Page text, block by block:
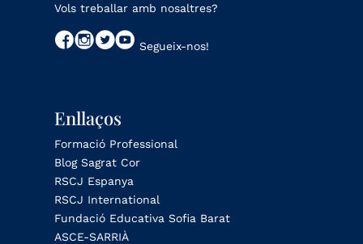
Vols treballar amb nosaltres?
Segueix-nos!
Enllaços
Formació Professional
Blog Sagrat Cor
RSCJ Espanya
RSCJ International
Fundació Educativa Sofia Barat
ASCE-SARRIÀ